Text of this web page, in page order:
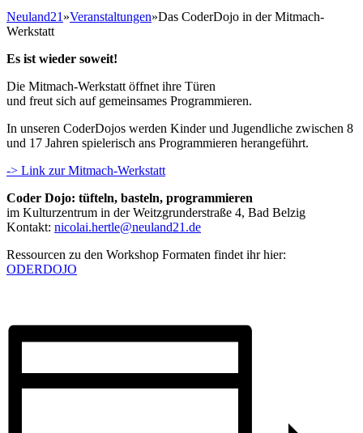
Neuland21»Veranstaltungen»Das CoderDojo in der Mitmach-
Werkstatt
Es ist wieder soweit!
Die Mitmach-Werkstatt öffnet ihre Türen
und freut sich auf gemeinsames Programmieren.
In unseren CoderDojos werden Kinder und Jugendliche zwischen 8
und 17 Jahren spielerisch ans Programmieren herangeführt.
-> Link zur Mitmach-Werkstatt
Coder Dojo: tüfteln, basteln, programmieren
im Kulturzentrum in der Weitzgrunderstraße 4, Bad Belzig
Kontakt: nicolai.hertle@neuland21.de
Ressourcen zu den Workshop Formaten findet ihr hier:
ODERDOJO